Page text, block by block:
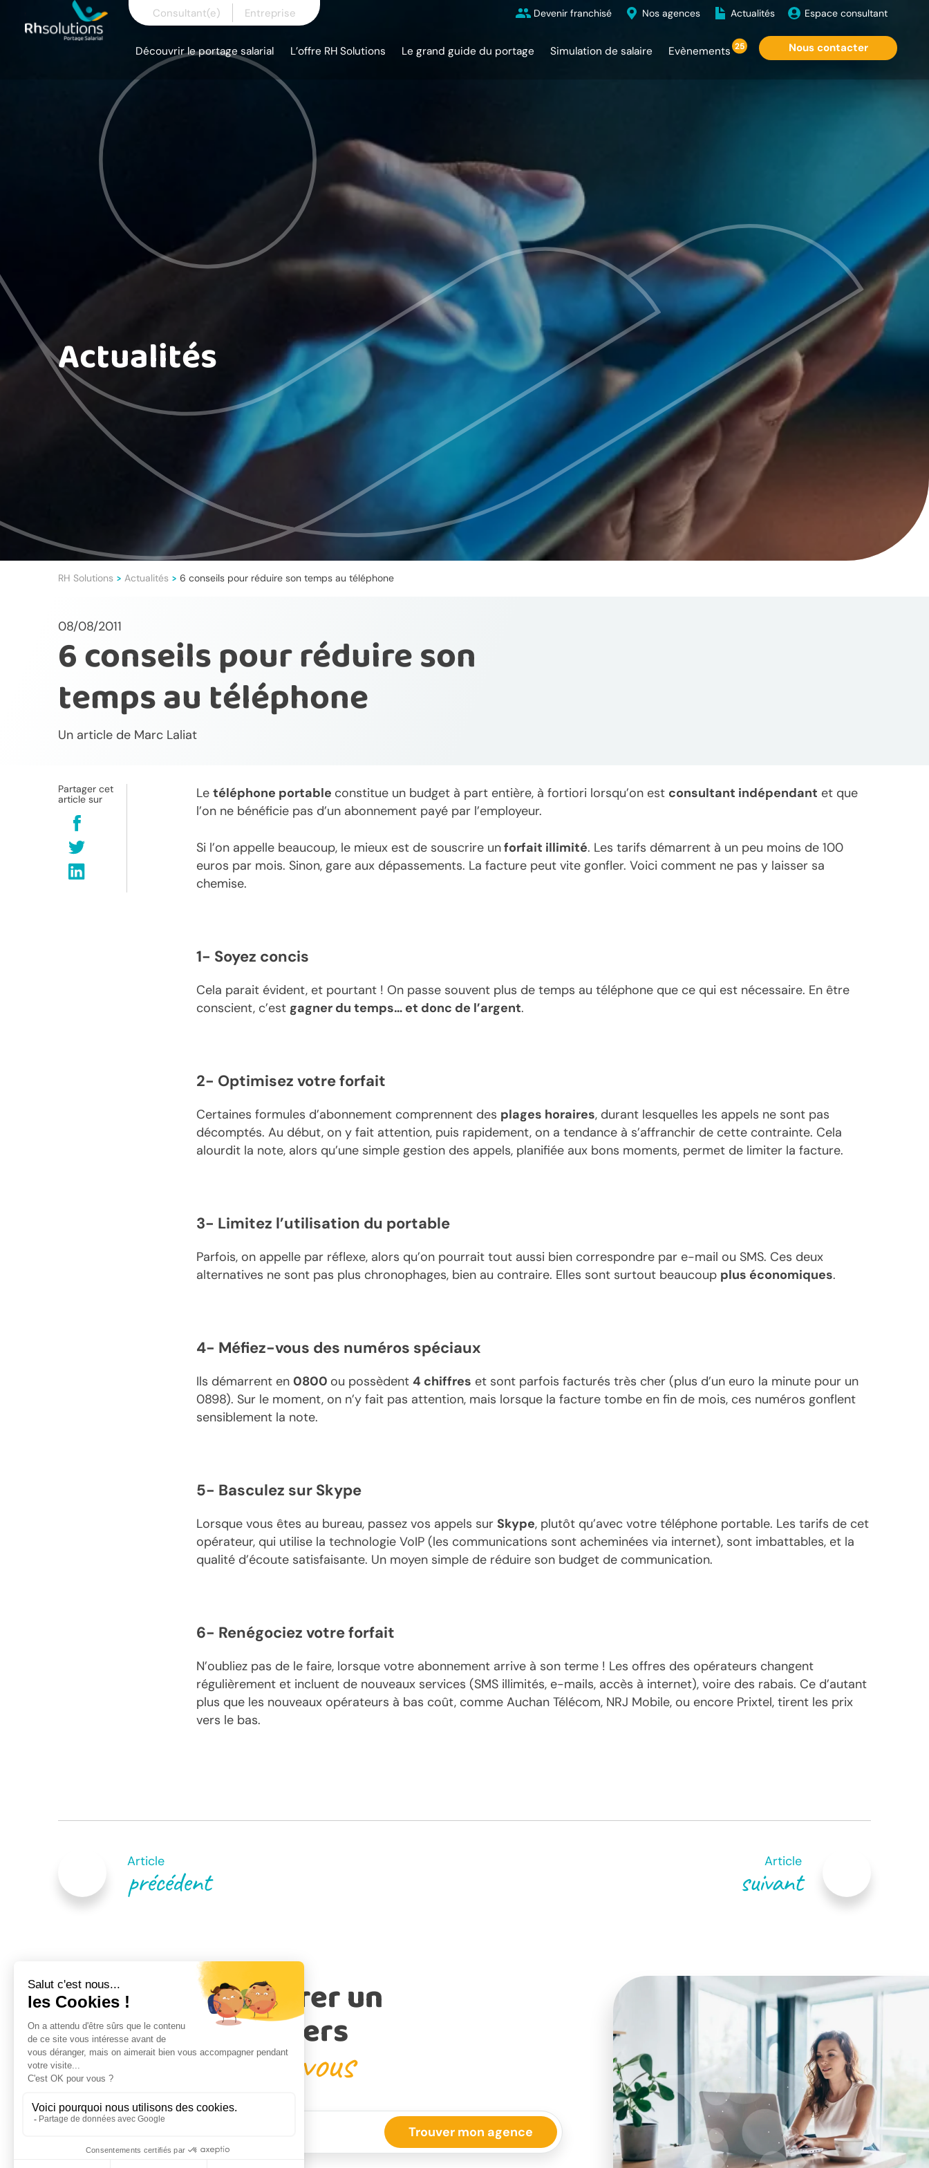
Consultant(e) Entreprise Devenir franchisé Nos agences Actualités Espace consultant
Découvrir le portage salarial L’offre RH Solutions Le grand guide du portage Simulation de salaire Evènements 25 Nous contacter
Actualités
RH Solutions > Actualités > 6 conseils pour réduire son temps au téléphone
08/08/2011
6 conseils pour réduire son
temps au téléphone
Un article de Marc Laliat
Partager cet
article sur
Le téléphone portable constitue un budget à part entière, à fortiori lorsqu’on est consultant indépendant et que
l’on ne bénéficie pas d’un abonnement payé par l’employeur.
Si l’on appelle beaucoup, le mieux est de souscrire unforfait illimité. Les tarifs démarrent à un peu moins de 100
euros par mois. Sinon, gare aux dépassements. La facture peut vite gonfler. Voici comment ne pas y laisser sa
chemise.
1- Soyez concis
Cela parait évident, et pourtant ! On passe souvent plus de temps au téléphone que ce qui est nécessaire. En être
conscient, c’est gagner du temps… et donc de l’argent.
2- Optimisez votre forfait
Certaines formules d’abonnement comprennent des plages horaires, durant lesquelles les appels ne sont pas
décomptés. Au début, on y fait attention, puis rapidement, on a tendance à s’affranchir de cette contrainte. Cela
alourdit la note, alors qu’une simple gestion des appels, planifiée aux bons moments, permet de limiter la facture.
3- Limitez l’utilisation du portable
Parfois, on appelle par réflexe, alors qu’on pourrait tout aussi bien correspondre par e-mail ou SMS. Ces deux
alternatives ne sont pas plus chronophages, bien au contraire. Elles sont surtout beaucoup plus économiques.
4- Méfiez-vous des numéros spéciaux
Ils démarrent en 0800 ou possèdent 4 chiffres et sont parfois facturés très cher (plus d’un euro la minute pour un
0898). Sur le moment, on n’y fait pas attention, mais lorsque la facture tombe en fin de mois, ces numéros gonflent
sensiblement la note.
5- Basculez sur Skype
Lorsque vous êtes au bureau, passez vos appels sur Skype, plutôt qu’avec votre téléphone portable. Les tarifs de cet
opérateur, qui utilise la technologie VoIP (les communications sont acheminées via internet), sont imbattables, et la
qualité d’écoute satisfaisante. Un moyen simple de réduire son budget de communication.
6- Renégociez votre forfait
N’oubliez pas de le faire, lorsque votre abonnement arrive à son terme ! Les offres des opérateurs changent
régulièrement et incluent de nouveaux services (SMS illimités, e-mails, accès à internet), voire des rabais. Ce d’autant
plus que les nouveaux opérateurs à bas coût, comme Auchan Télécom, NRJ Mobile, ou encore Prixtel, tirent les prix
vers le bas.
Navigation
l’article
Article
précédent
Article
suivant
Venez rencontrer un
de nos conseillers
proche de chez vous